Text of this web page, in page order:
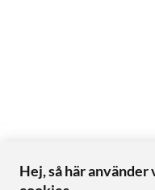
Hej, så här